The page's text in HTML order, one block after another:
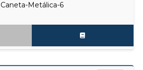
Caneta-Metálica-6